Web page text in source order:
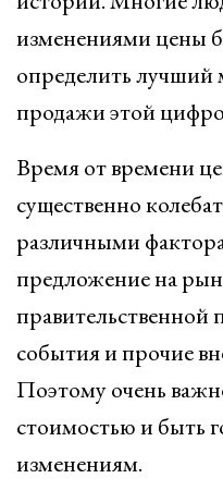
изменениями цены
определить
продажи этой
Время от времени
существенно
различными
предложение на
правительственной
события и прочие
Поэтому очень
стоимостью и быть
изменениям.